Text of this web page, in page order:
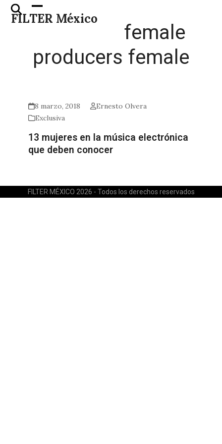
Skip
FILTER México
Open
mobile
Close
mobile
female
producers female
8 marzo, 2018
Ernesto Olvera
Exclusiva
13 mujeres en la música electrónica
que deben conocer
FILTER MÉXICO 2026 - Todos los derechos reservados